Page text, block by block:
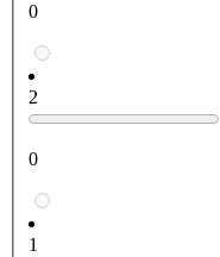
0
2
0
1